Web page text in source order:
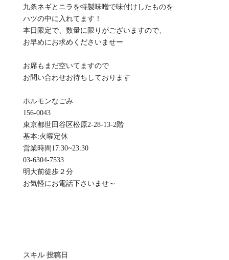
九条ネギとニラを特製味噌で味付けしたものを
ハツの中に入れてます！
本日限定で、数量に限りがございますので、
お早めにお求めくださいませー
お席もまだ空いてますので
お問い合わせお待ちしております
ホルモンなごみ
156-0043
東京都世田谷区松原2-28-13-2階
基本:火曜定休
️営業時間17:30~23:30
03-6304-7533
明大前徒歩２分
お気軽にお電話下さいませ～
スキル 投稿日